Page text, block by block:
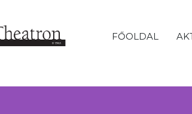
FŐOLDAL